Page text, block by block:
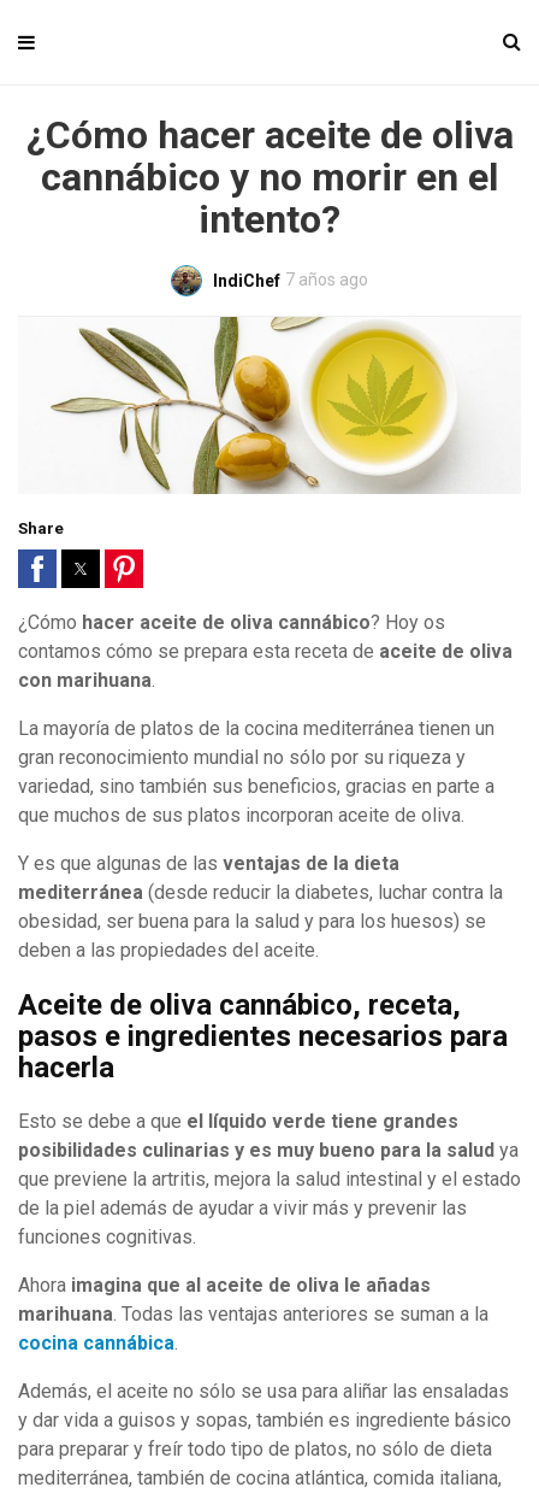
¿Cómo hacer aceite de oliva
cannábico y no morir en el
intento?
IndiChef 7 años ago
Share
¿Cómo hacer aceite de oliva cannábico? Hoy os
contamos cómo se prepara esta receta de aceite de oliva
con marihuana.
La mayoría de platos de la cocina mediterránea tienen un
gran reconocimiento mundial no sólo por su riqueza y
variedad, sino también sus beneficios, gracias en parte a
que muchos de sus platos incorporan aceite de oliva.
Y es que algunas de las ventajas de la dieta
mediterránea (desde reducir la diabetes, luchar contra la
obesidad, ser buena para la salud y para los huesos) se
deben a las propiedades del aceite.
Aceite de oliva cannábico, receta,
pasos e ingredientes necesarios para
hacerla
Esto se debe a que el líquido verde tiene grandes
posibilidades culinarias y es muy bueno para la salud ya
que previene la artritis, mejora la salud intestinal y el estado
de la piel además de ayudar a vivir más y prevenir las
funciones cognitivas.
Ahora imagina que al aceite de oliva le añadas
marihuana . Todas las ventajas anteriores se suman a la
cocina cannábica
Además, el aceite no sólo se usa para aliñar las ensaladas
y dar vida a guisos y sopas, también es ingrediente básico
para preparar y freír todo tipo de platos, no sólo de dieta
mediterránea, también de cocina atlántica, comida italiana,